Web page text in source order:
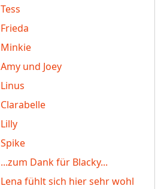
Tess
Frieda
Minkie
Amy und Joey
Linus
Clarabelle
Lilly
Spike
...zum Dank für Blacky...
Lena fühlt sich hier sehr wohl